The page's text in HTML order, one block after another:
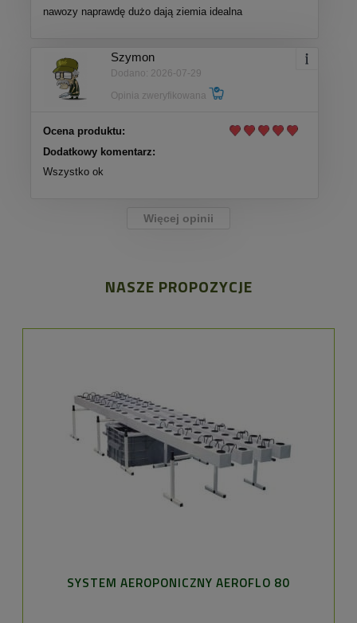
nawozy naprawdę dużo dają ziemia idealna
Szymon
Dodano: 2026-07-29
Opinia zweryfikowana
Ocena produktu:
Dodatkowy komentarz:
Wszystko ok
Więcej opinii
NASZE PROPOZYCJE
SYSTEM AEROPONICZNY AEROFLO 80